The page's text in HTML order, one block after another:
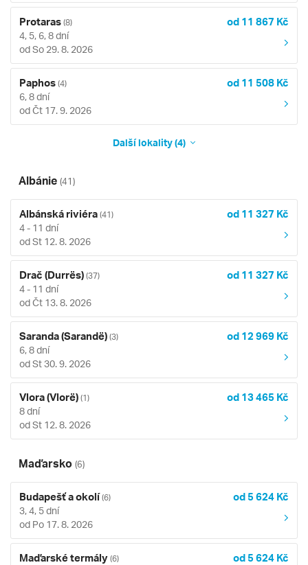
Protaras (8) od 11 867 Kč
4, 5, 6, 8 dní
od So 29. 8. 2026
Paphos (4) od 11 508 Kč
6, 8 dní
od Čt 17. 9. 2026
Další lokality (4)
Albánie (41)
Albánská riviéra (41) od 11 327 Kč
4 - 11 dní
od St 12. 8. 2026
Drač (Durrës) (37) od 11 327 Kč
4 - 11 dní
od Čt 13. 8. 2026
Saranda (Sarandë) (3) od 12 969 Kč
6, 8 dní
od St 30. 9. 2026
Vlora (Vlorë) (1) od 13 465 Kč
8 dní
od St 12. 8. 2026
Maďarsko (6)
Budapešť a okolí(6) od 5 624 Kč
3, 4, 5 dní
od Po 17. 8. 2026
Maďarské termály (6) od 5 624 Kč